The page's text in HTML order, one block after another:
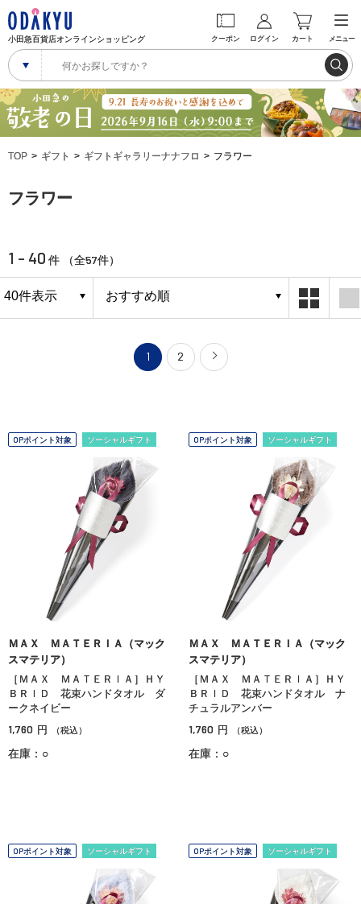
小田急百貨店オンラインショッピング クーポン ログイン カート メニュー
TOP ギフト ギフトギャラリーナナフロ フラワー
フラワー
1 - 40 件 （全57件）
1 2
OPポイント対象 ソーシャルギフト
ＭＡＸ ＭＡＴＥＲＩＡ（マック
スマテリア）
［ＭＡＸ ＭＡＴＥＲＩＡ］ＨＹ
ＢＲＩＤ 花束ハンドタオル ダ
ークネイビー
1,760 円 （税込）
在庫：○
OPポイント対象 ソーシャルギフト
ＭＡＸ ＭＡＴＥＲＩＡ（マック
スマテリア）
［ＭＡＸ ＭＡＴＥＲＩＡ］ＨＹ
ＢＲＩＤ 花束ハンドタオル ナ
チュラルアンバー
1,760 円 （税込）
在庫：○
OPポイント対象 ソーシャルギフト OPポイント対象 ソーシャルギフト